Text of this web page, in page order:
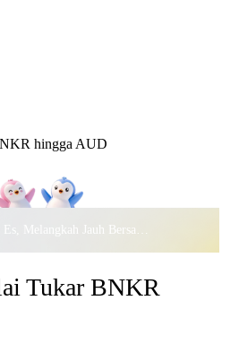
hingga AUD
Lintasi Padang Es, Melangkah Jauh Bersama · Rayakan
Tukar BNKR